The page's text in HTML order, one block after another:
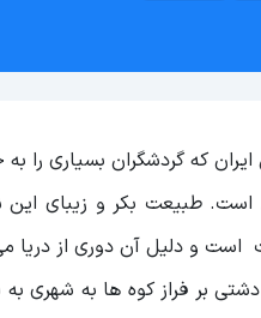
که گردشگران بسیاری را
است. طبیعت بکر و زیبای
و دلیل آن دوری از دریا